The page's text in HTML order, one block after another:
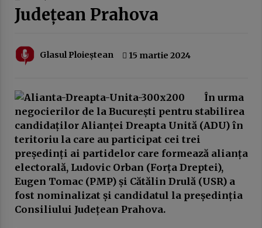
10 februarie 2026
partenerilor din coaliție: Când guvernezi,
trebuie să te ghideze dorința de a face viața
mai bună românilor, nu mai rea. Atunci nu are
3 februarie 2026
Guvernul Bolojan taie iar de la elevi.
Programul național Vouchere culturale pentru
elevi a fost amânat pentru anul școlar 2027 –
2028
3 februarie 2026
Ziua Principatelor Române – între idealul
istoric și realitatea prezentului
24 ianuarie 2026
Județean Prahova
Glasul Ploieștean 15 martie 2024
În urma
negocierilor de la București pentru stabilirea
candidaților Alianței Dreapta Unită (ADU) în
teritoriu la care au participat cei trei
președinți ai partidelor care formează alianța
electorală, Ludovic Orban (Forța Dreptei),
Eugen Tomac (PMP) și Cătălin Drulă (USR) a
fost nominalizat și candidatul la președinția
Consiliului Județean Prahova.